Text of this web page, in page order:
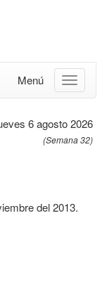
Menú
6 agosto 2026
(Semana 32)
del 2013.